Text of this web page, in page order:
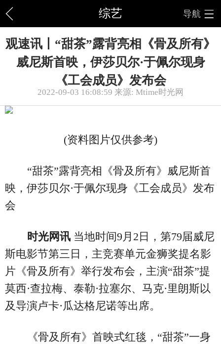
综艺 导航
观速讯丨“甜茶”露背亮相《骨及所有》
威尼斯首映，伊莎贝尔·于佩尔现身
《工会成员》发布会
2022-09-03 16:08:59 来源: Mtime时光网
(资料图片仅供参考)
“甜茶”露背亮相《骨及所有》威尼斯首
映，伊莎贝尔·于佩尔现身《工会成员》发布
会
时光网讯 当地时间9月2日，第79届威尼
斯电影节第三日，主竞赛单元金狮奖提名影
片《骨及所有》举行发布会，主演“甜茶”提
莫西·查拉梅、泰勒·拉塞尔、马克·里朗斯以
及导演卢卡·瓜达格尼诺等出席。
《骨及所有》首映式红毯，“甜茶”一身